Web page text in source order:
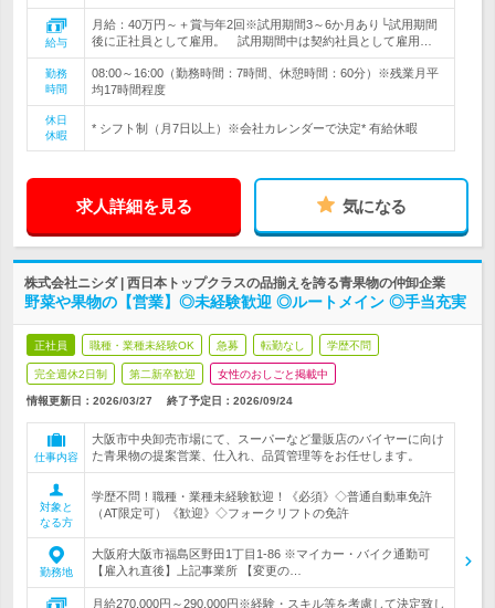
給与
月給：40万円～＋賞与年2回※試用期間3～6か月あり└試用期間
後に正社員として雇用。 試用期間中は契約社員として雇用…
勤務
時間
08:00～16:00（勤務時間：7時間、休憩時間：60分）※残業月平
均17時間程度
休日
休暇
* シフト制（月7日以上）※会社カレンダーで決定* 有給休暇
求人詳細を見る 気になる
株式会社ニシダ | 西日本トップクラスの品揃えを誇る青果物の仲卸企業
野菜や果物の【営業】◎未経験歓迎 ◎ルートメイン ◎手当充実
正社員 職種・業種未経験OK 急募 転勤なし 学歴不問
完全週休2日制 第二新卒歓迎 女性のおしごと掲載中
情報更新日：2026/03/27 終了予定日： 2026/09/24
仕事内容
大阪市中央卸売市場にて、スーパーなど量販店のバイヤーに向け
た青果物の提案営業、仕入れ、品質管理等をお任せします。
対象と
なる方
学歴不問！職種・業種未経験歓迎！《必須》◇普通自動車免許
（AT限定可）《歓迎》◇フォークリフトの免許
勤務地
大阪府大阪市福島区野田1丁目1-86 ※マイカー・バイク通勤可
【雇入れ直後】上記事業所 【変更の…
月給270,000円～290,000円※経験・スキル等を考慮して決定致し